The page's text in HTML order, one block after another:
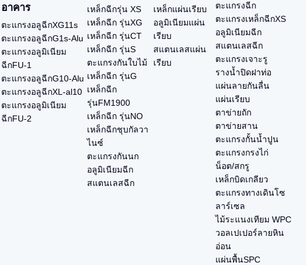
อาคาร
ตะแกรงอลูฉีกXG11s
ตะแกรงอลูฉีกG1s-Alu
ตะแกรงอลูมิเนียม
ฉีกFU-1
ตะแกรงอลูฉีกG10-Alu
ตะแกรงอลูฉีกXL-al10
ตะแกรงอลูมิเนียม
ฉีกFU-2
เหล็กฉีกรุ่น XS
เหล็กฉีก รุ่นXG
เหล็กฉีก รุ่นCT
เหล็กฉีก รุ่นS
ตะแกรงกันใบไม้
เหล็กฉีก รุ่นG
เหล็กฉีก
รุ่นFM1900
เหล็กฉีก รุ่นNO
เหล็กฉีกชุบกัลวา
ไนซ์
ตะแกรงกันนก
อลูมิเนียมฉีก
สแตนเลสฉีก
เหล็กแผ่นเรียบ
อลูมิเนียมแผ่น
เรียบ
สแตนเลสแผ่น
เรียบ
ตะแกรงฉีก
ตะแกรงเหล็กฉีกXS
อลูมิเนียมฉีก
สแตนเลสฉีก
ตะแกรงเจาะรู
รางน้ำปิดฝาท่อ
แผ่นลายกันลื่น
แผ่นเรียบ
ตาข่ายถัก
ตาข่ายสาน
ตะแกรงกั้นน้ำปูน
ตะแกรงกรงไก่
น็อต/สกรู
เหล็กบิดเกลียว
ตะแกรงทางเดินโซ
ลาร์เซล
ไม้ระแนงเทียม WPC
วอลเปเปอร์ลายหิน
อ่อน
แผ่นพื้นSPC